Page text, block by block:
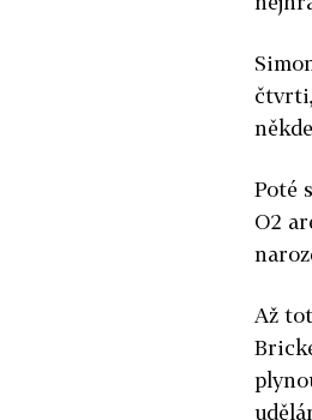
Poté
O2
Až